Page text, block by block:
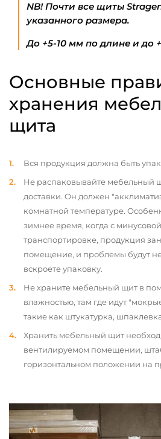
NB! Почти все щиты
указанного размера.
До +5-10 мм по длине и до
Основные
хранения
щита
Вся продукция должна быть
Не распаковывайте мебельный
доставки. Он должен
комнатной температуре.
зимнее время, когда с
транспортировке, продукция
помещение, и проблемы будут
вскроете упаковку.
Не храните мебельный щит в
влажностью, там где идут
такие как штукатурка,
Хранить мебельный щит
вентилируемом помещении,
горизонтальном положении на